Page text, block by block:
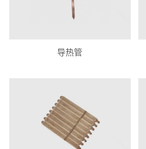
导热管